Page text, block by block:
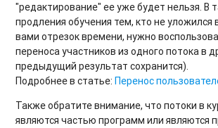
"редактирование" ее уже будет нельзя. В
продления обучения тем, кто не уложился
вами отрезок времени, нужно
переноса участников из одного потока в
предыдущий результат сохранится).
Подробнее в статье:Перенос
Также обратите внимание, что потоки в
являются частью программ или являются